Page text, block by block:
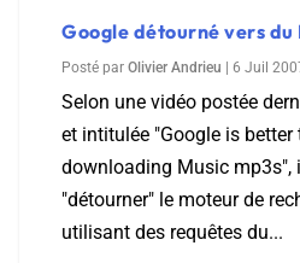
Google détourné vers du
Posté par Olivier Andrieu 6 Juil
Selon une vidéo postée
et intitulée "Google is
downloading Music mp3s",
"détourner" le moteur de
utilisant des requêtes du...